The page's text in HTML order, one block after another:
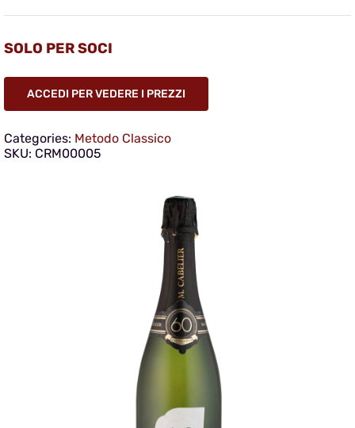
SOLO PER SOCI
ACCEDI PER VEDERE I PREZZI
Categories: Metodo Classico
SKU: CRM00005